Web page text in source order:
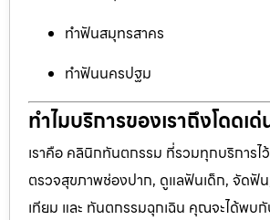
ทำฟันสมุทรสาคร
ทำฟันนครปฐม
ทำไมบริการของเราถึงโดดเด่
เราคือ คลินิกทันตกรรม ที่รวมทุกบริการไ
ตรวจสุขภาพช่องปาก, ดูแลฟันเด็ก, จัดฟั
เทียม และ ทันตกรรมฉุกเฉิน คุณจะได้พ